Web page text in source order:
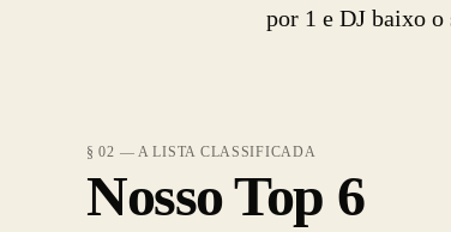
por 1 e DJ baixo o
§ 02 — A LISTA CLASSIFICADA
Nosso Top 6